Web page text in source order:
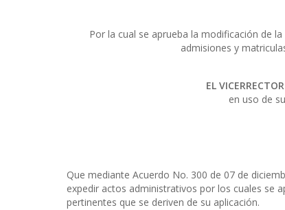
Por la cual se aprueba la modificación de
admisiones y
EL
en uso de
Que mediante Acuerdo No. 300 de 07 de
expedir actos administrativos por los cuales se
pertinentes que se deriven de su aplicación.